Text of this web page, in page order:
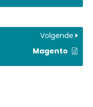
Volgende
Magento